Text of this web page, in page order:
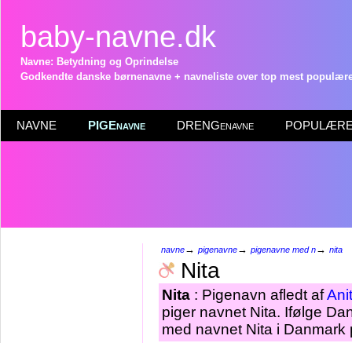
baby-navne.dk
Navne: Betydning og Oprindelse
Godkendte danske børnenavne + navneliste over top mest
NAVNE PIGEnavne DRENGenavne POPULÆRE
navne→ pigenavne→ pigenavne med n→ nita
Nita
Nita : Pigenavn afledt af
piger navnet Nita. Ifølge
med navnet Nita i Danmark